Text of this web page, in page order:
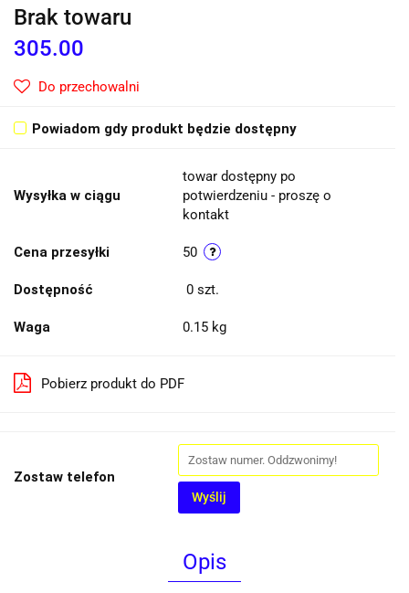
Brak towaru
305.00
Do przechowalni
Powiadom gdy produkt będzie dostępny
Wysyłka w ciągu
towar dostępny po
potwierdzeniu - proszę o
kontakt
Cena przesyłki 50
Dostępność 0 szt.
Waga 0.15 kg
Pobierz produkt do PDF
Zostaw telefon
Wyślij
Opis